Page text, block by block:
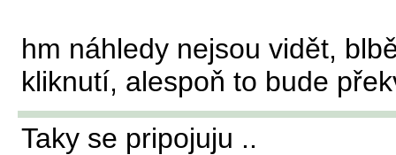
hm náhledy nejsou vidět,
kliknutí, alespoň to bude
Taky se pripojuju ..